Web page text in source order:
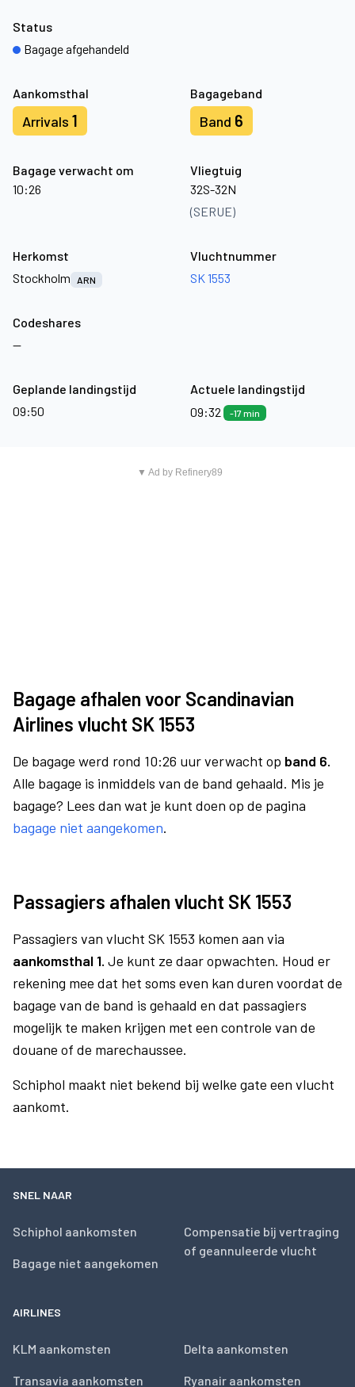
Aankomsthal
Arrivals 1
Bagageband
Band 6
Bagage verwacht om
10:26
Vliegtuig
32S-32N
(SERUE)
Status
Bagage afgehandeld
Herkomst
Stockholm
ARN
Vluchtnummer
SK 1553
Codeshares
—
Geplande landingstijd
09:50
Actuele landingstijd
09:32
-17 min
▼ Ad by Refinery89
Bagage afhalen voor Scandinavian
Airlines vlucht SK 1553
De bagage werd rond 10:26 uur verwacht op band 6.
Alle bagage is inmiddels van de band gehaald. Mis je
bagage? Lees dan wat je kunt doen op de pagina
bagage niet aangekomen.
Passagiers afhalen vlucht SK 1553
Passagiers van vlucht SK 1553 komen aan via
aankomsthal 1. Je kunt ze daar opwachten. Houd er
rekening mee dat het soms even kan duren voordat de
bagage van de band is gehaald en dat passagiers
mogelijk te maken krijgen met een controle van de
douane of de marechaussee.
Schiphol maakt niet bekend bij welke gate een vlucht
aankomt.
SNEL NAAR
Schiphol aankomsten
Bagage niet aangekomen
Compensatie bij vertraging
of geannuleerde vlucht
AIRLINES
KLM aankomsten
Transavia aankomsten
Delta aankomsten
Ryanair aankomsten